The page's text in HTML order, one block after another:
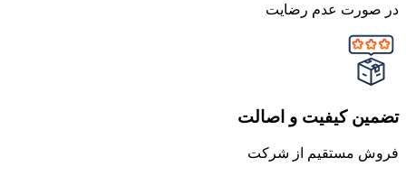
در صورت عدم رضایت
تضمین کیفیت و اصالت
فروش مستقیم از شرکت